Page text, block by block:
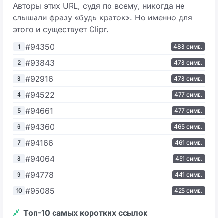
Авторы этих URL, судя по всему, никогда не
слышали фразу «будь краток». Но именно для
этого и существует Clipr.
1 #94350 488 симв.
2 #93843 478 симв.
3 #92916 478 симв.
4 #94522 477 симв.
5 #94661 477 симв.
6 #94360 465 симв.
7 #94166 461 симв.
8 #94064 451 симв.
9 #94778 441 симв.
10 #95085 425 симв.
Топ-10 самых коротких ссылок